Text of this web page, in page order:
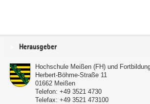
Service
Herausgeber
Hochschule Meißen (FH) und
Herbert-Böhme-Straße 11
01662 Meißen
Telefon: +49 3521 4730
Telefax: +49 3521 473100